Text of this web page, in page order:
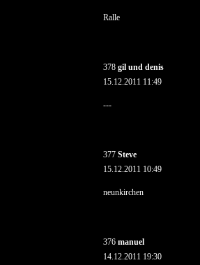
Ralle
378 gil und denis
15.12.2011 11:49
---
377 Steve
15.12.2011 10:49
neunkirchen
376 manuel
14.12.2011 19:30